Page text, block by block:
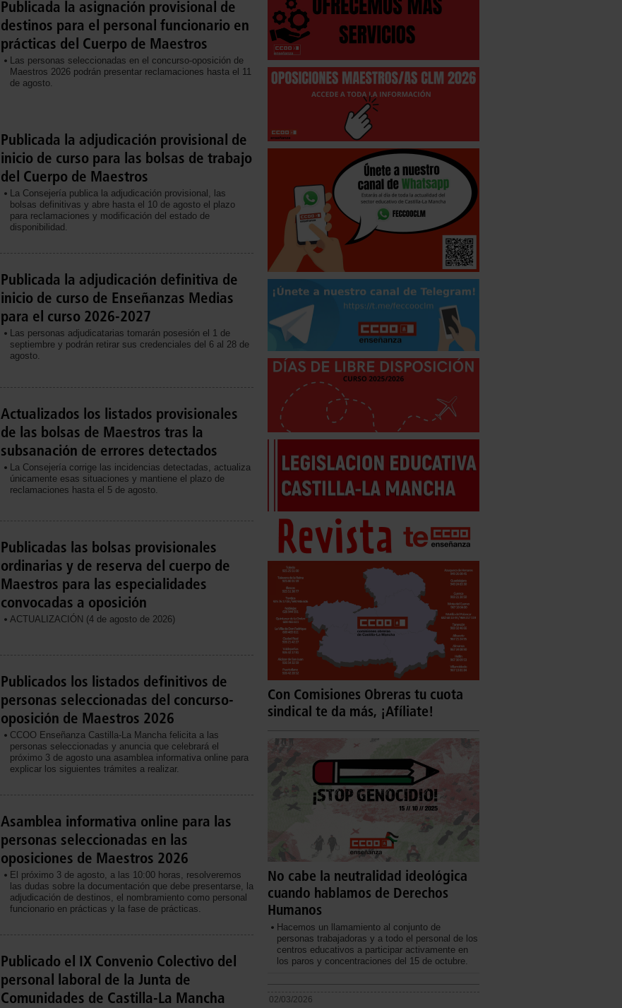
Publicada la asignación provisional de
destinos para el personal funcionario en
prácticas del Cuerpo de Maestros
Las personas seleccionadas en el concurso-oposición de
Maestros 2026 podrán presentar reclamaciones hasta el 11
de agosto.
Publicada la adjudicación provisional de
inicio de curso para las bolsas de trabajo
del Cuerpo de Maestros
La Consejería publica la adjudicación provisional, las
bolsas definitivas y abre hasta el 10 de agosto el plazo
para reclamaciones y modificación del estado de
disponibilidad.
Publicada la adjudicación definitiva de
inicio de curso de Enseñanzas Medias
para el curso 2026-2027
Las personas adjudicatarias tomarán posesión el 1 de
septiembre y podrán retirar sus credenciales del 6 al 28 de
agosto.
Actualizados los listados provisionales
de las bolsas de Maestros tras la
subsanación de errores detectados
La Consejería corrige las incidencias detectadas, actualiza
únicamente esas situaciones y mantiene el plazo de
reclamaciones hasta el 5 de agosto.
Publicadas las bolsas provisionales
ordinarias y de reserva del cuerpo de
Maestros para las especialidades
convocadas a oposición
ACTUALIZACIÓN (4 de agosto de 2026)
Publicados los listados definitivos de
personas seleccionadas del concurso-
oposición de Maestros 2026
CCOO Enseñanza Castilla-La Mancha felicita a las
personas seleccionadas y anuncia que celebrará el
próximo 3 de agosto una asamblea informativa online para
explicar los siguientes trámites a realizar.
Asamblea informativa online para las
personas seleccionadas en las
oposiciones de Maestros 2026
El próximo 3 de agosto, a las 10:00 horas, resolveremos
las dudas sobre la documentación que debe presentarse, la
adjudicación de destinos, el nombramiento como personal
funcionario en prácticas y la fase de prácticas.
Publicado el IX Convenio Colectivo del
personal laboral de la Junta de
Comunidades de Castilla-La Mancha
Con Comisiones Obreras tu cuota
sindical te da más, ¡Afíliate!
No cabe la neutralidad ideológica
cuando hablamos de Derechos
Humanos
Hacemos un llamamiento al conjunto de
personas trabajadoras y a todo el personal de los
centros educativos a participar activamente en
los paros y concentraciones del 15 de octubre.
02/03/2026